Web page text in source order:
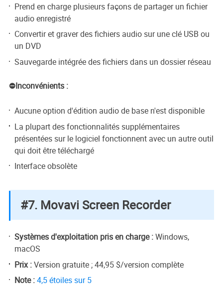
Prend en charge plusieurs façons de partager un fichier
audio enregistré
Convertir et graver des fichiers audio sur une clé USB ou
un DVD
Sauvegarde intégrée des fichiers dans un dossier réseau
⛔Inconvénients :
Aucune option d'édition audio de base n'est disponible
La plupart des fonctionnalités supplémentaires
présentées sur le logiciel fonctionnent avec un autre outil
qui doit être téléchargé
Interface obsolète
#7. Movavi Screen Recorder
Systèmes d'exploitation pris en charge :Windows,
macOS
Prix :Version gratuite ; 44,95 $/version complète
Note :4,5 étoiles sur 5